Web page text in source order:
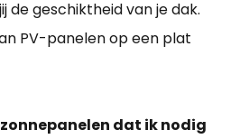
de geschiktheid van je dak.
PV-panelen op een plat
dat ik nodig